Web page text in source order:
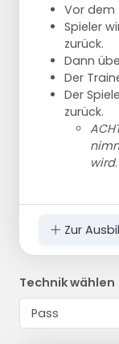
Vor dem
Spieler
zurück.
Dann
Der
Der
zurück.
wird.
Zur
Technik wählen